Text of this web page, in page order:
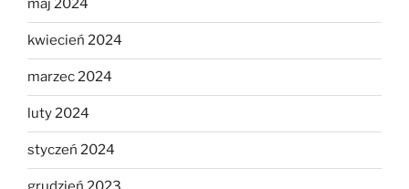
maj 2024
kwiecień 2024
marzec 2024
luty 2024
styczeń 2024